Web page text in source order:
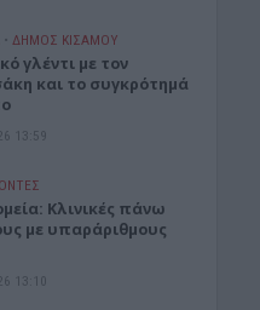
• ΔΉΜΟΣ ΚΙΣΆΜΟΥ
γλέντι με τον
και το συγκρότημά
13:59
Κλινικές πάνω
με υπαράριθμους
13:10